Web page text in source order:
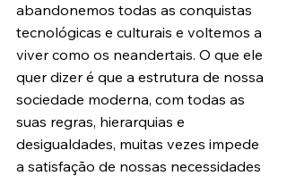
abandonemos todas as conquistas
tecnológicas e culturais e voltemos a
viver como os neandertais. O que ele
quer dizer é que a estrutura de nossa
sociedade moderna, com todas as
suas regras, hierarquias e
desigualdades, muitas vezes impede
a satisfação de nossas necessidades